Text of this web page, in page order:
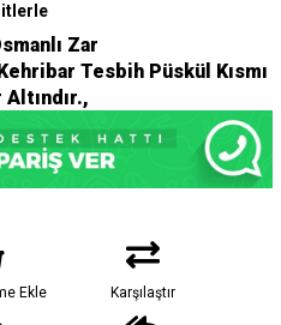
Zar
Tesbih Püskül Kısmı
Altındır.,
Ekle Karşılaştır